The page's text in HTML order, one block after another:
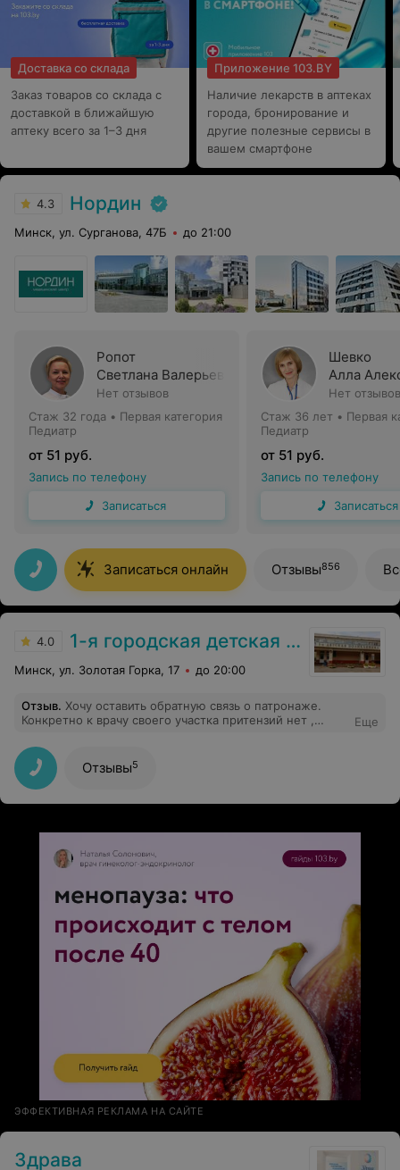
Доставка со склада
Заказ товаров со склада с
доставкой в ближайшую
аптеку всего за 1–3 дня
Приложение 103.BY
Наличие лекарств в аптеках
города, бронирование и
другие полезные сервисы в
вашем смартфоне
4.3 Нордин
Минск, ул. Сурганова, 47Б до 21:00
Ропот
Светлана Валерьевна
Нет отзывов
Стаж 32 года • Первая категория
Педиатр
от 51 руб.
Запись по телефону
Записаться
Шевко
Алла
Нет отзывов
Стаж 36 лет • Первая
Педиатр
от 51 руб.
Запись по телефону
Записаться
Записаться онлайн Отзывы856
4.0 1-я городская детская поликлиника
Минск, ул. Золотая Горка, 17 до 20:00
Отзыв. Хочу оставить обратную связь о патронаже.
Конкретно к врачу своего участка притензий нет ,
визитом позвонила за 20 минут и уточнила дома ли мы
. Два других врача( медсестры) проходят в грязной
обуви по всей квартире , идут к новорожденному,на
секундочку , без масок и бахил . На мое замечание и
предложение дать бахилы я получила ответ, что им не
положено, видимо.Хотела бы увидеть этот список и
где он прописан , что им положено , а что нет ). О
везите не предупреждают и потом еще возмущаются,
Еще
Отзывы5
ЭФФЕКТИВНАЯ РЕКЛАМА НА САЙТЕ
Здрава